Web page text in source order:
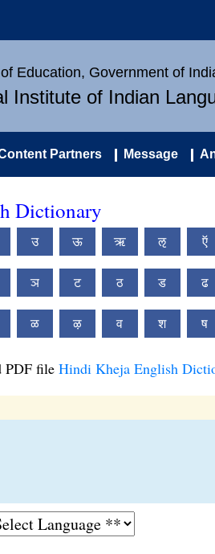
Education, Government of
Institute of Indian
Partners Message
Dictionary
उ ऊ ऋ ऌ ऍ
ञ ट ठ ड ढ
ळ ऴ व श ष
PDF file Hindi Kheja English